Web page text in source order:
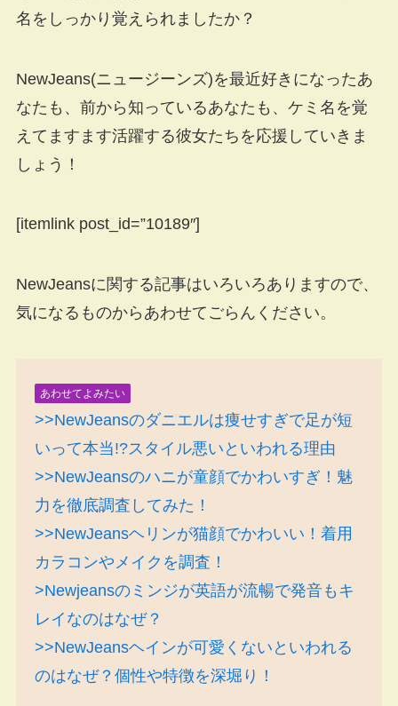
名をしっかり覚えられましたか？
NewJeans(ニュージーンズ)を最近好きになったあ
なたも、前から知っているあなたも、ケミ名を覚
えてますます活躍する彼女たちを応援していきま
しょう！
[itemlink post_id=”10189″]
NewJeansに関する記事はいろいろありますので、
気になるものからあわせてごらんください。
あわせてよみたい
>>NewJeansのダニエルは痩せすぎで足が短
いって本当!?スタイル悪いといわれる理由
>>NewJeansのハニが童顔でかわいすぎ！魅
力を徹底調査してみた！
>>NewJeansヘリンが猫顔でかわいい！着用
カラコンやメイクを調査！
>Newjeansのミンジが英語が流暢で発音もキ
レイなのはなぜ？
>>NewJeansヘインが可愛くないといわれる
のはなぜ？個性や特徴を深堀り！